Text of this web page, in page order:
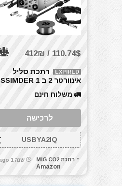
110.74$ / 412₪
EXPIRED
רתכת סליל
אינוורטר 2 ב 1 SSIMDER
🚛 משלוח חינם
לרכישה
USBYA2IQ
רתכת MIG CO2
Amazon
שנה 1 ago